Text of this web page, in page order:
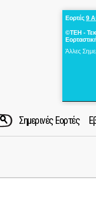
Εορτές 9
©ΤΕΗ -
Άλλες
Σημερινές Εορτές